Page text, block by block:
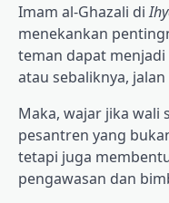
Imam al-Ghazali di
menekankan
teman dapat
atau sebaliknya,
Maka, wajar jika
pesantren yang
tetapi juga
pengawasan dan